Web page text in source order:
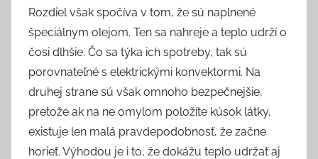
Rozdiel však spočíva v tom, že sú naplnené
špeciálnym olejom. Ten sa nahreje a teplo udrží o
čosi dlhšie. Čo sa týka ich spotreby, tak sú
porovnateľné s elektrickými konvektormi. Na
druhej strane sú však omnoho bezpečnejšie,
pretože ak na ne omylom položíte kúsok látky,
existuje len malá pravdepodobnosť, že začne
horieť. Výhodou je i to, že dokážu teplo udržať aj